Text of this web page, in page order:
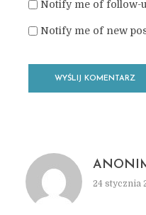
Notify me of follow-
Notify me of new
24 stycznia